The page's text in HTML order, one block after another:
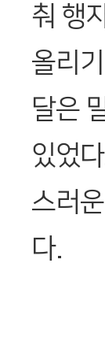
춰 행
올리
달은
있었
스러
다.